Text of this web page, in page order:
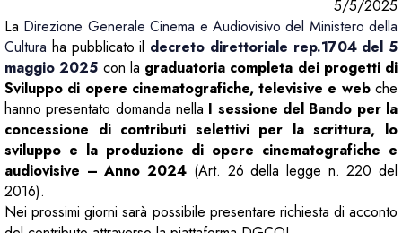
5/5/2025
La Direzione Generale Cinema e Audiovisivo del Ministero della
Cultura ha pubblicato il decreto direttoriale rep.1704 del 5
maggio 2025 con la graduatoria completa dei progetti di
Sviluppo di opere cinematografiche, televisive e webche
hanno presentato domanda nella I sessione del Bando per la
concessione di contributi selettivi per la scrittura, lo
sviluppo e la produzione di opere cinematografiche e
audiovisive – Anno 2024 (Art. 26 della legge n. 220 del
2016).
Nei prossimi giorni sarà possibile presentare richiesta di acconto